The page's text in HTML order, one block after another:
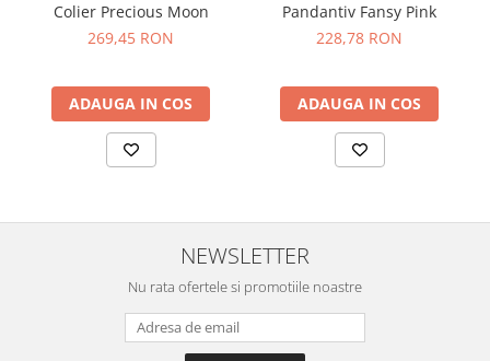
Colier Precious Moon
269,45 RON
ADAUGA IN COS
Pandantiv Fansy Pink
228,78 RON
ADAUGA IN COS
NEWSLETTER
Nu rata ofertele si promotiile noastre